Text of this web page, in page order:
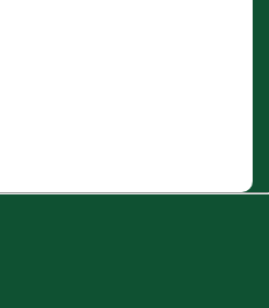
(د، ت، ق)